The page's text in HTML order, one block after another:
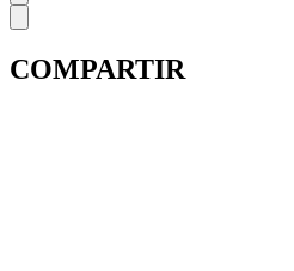
COMPARTIR